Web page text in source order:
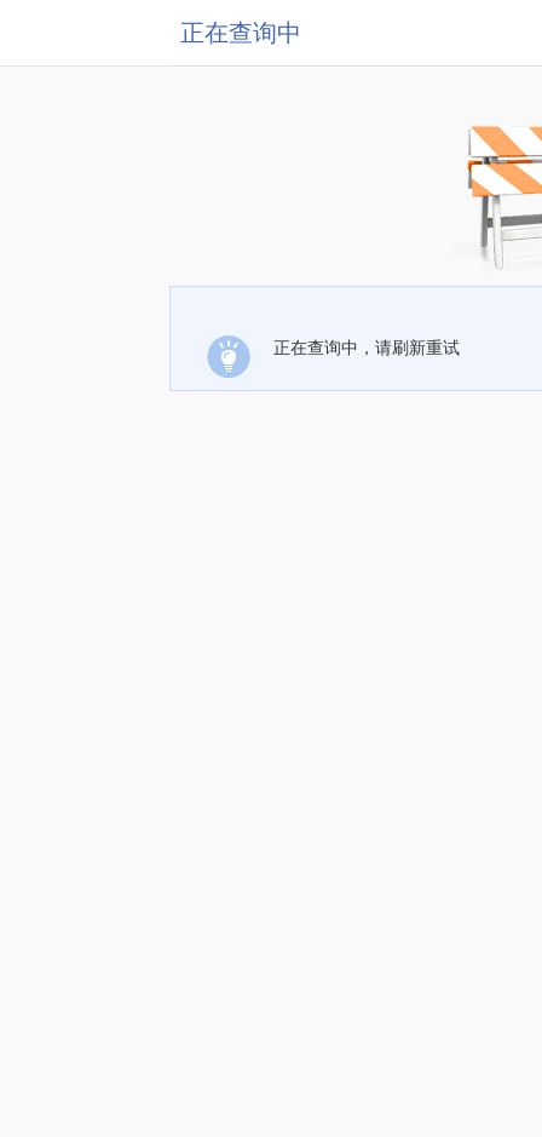
正在查询中
正在查询中，请刷新重试